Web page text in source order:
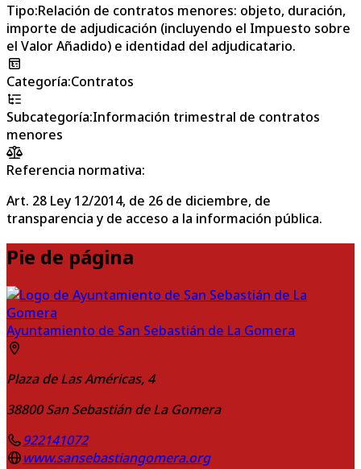
Tipo:Relación de contratos menores: objeto, duración,
importe de adjudicación (incluyendo el Impuesto sobre
el Valor Añadido) e identidad del adjudicatario.
Categoría:Contratos
Subcategoría:Información trimestral de contratos
menores
Referencia normativa:
Art. 28 Ley 12/2014, de 26 de diciembre, de
transparencia y de acceso a la información pública.
Pie de página
Ayuntamiento de San Sebastián de La Gomera
Plaza de Las Américas, 4
38800 San Sebastián de La Gomera
922141072
www.sansebastiangomera.org